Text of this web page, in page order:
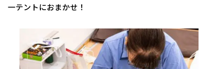
一テントにおまかせ！